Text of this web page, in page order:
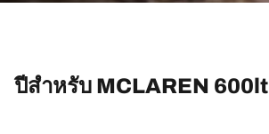
ปีสำหรับ MCLAREN 600lt